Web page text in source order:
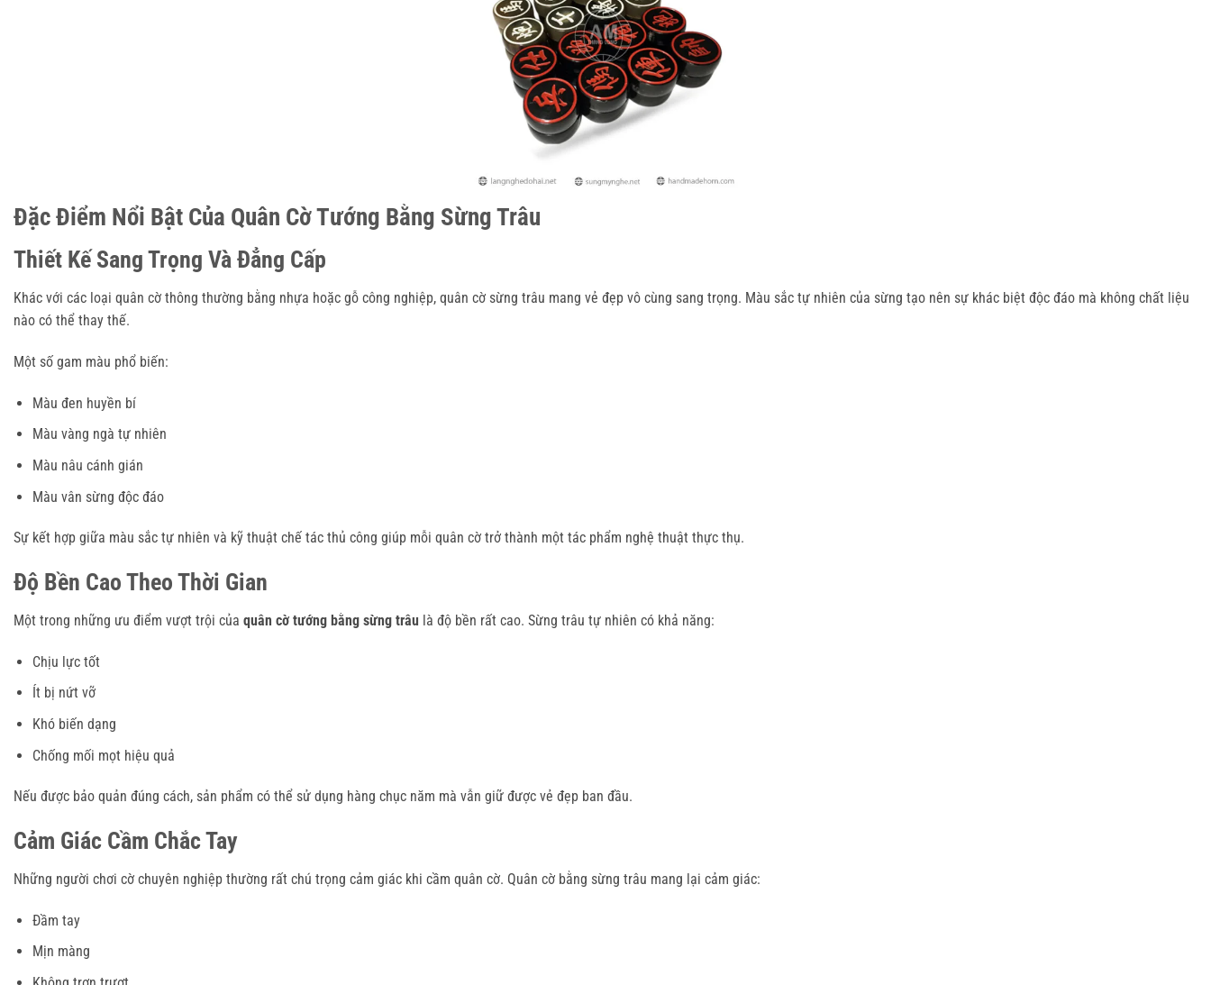
Đặc Điểm Nổi Bật Của Quân Cờ Tướng Bằng Sừng Trâu
Thiết Kế Sang Trọng Và Đẳng Cấp
Khác với các loại quân cờ thông thường bằng nhựa hoặc gỗ công nghiệp, quân cờ sừng trâu mang vẻ đẹp vô cùng sang trọng. Màu sắc tự nhiên của sừng tạo nên sự khác biệt độc đáo mà không chất liệu
nào có thể thay thế.
Một số gam màu phổ biến:
Màu đen huyền bí
Màu vàng ngà tự nhiên
Màu nâu cánh gián
Màu vân sừng độc đáo
Sự kết hợp giữa màu sắc tự nhiên và kỹ thuật chế tác thủ công giúp mỗi quân cờ trở thành một tác phẩm nghệ thuật thực thụ.
Độ Bền Cao Theo Thời Gian
Một trong những ưu điểm vượt trội của quân cờ tướng bằng sừng trâu là độ bền rất cao. Sừng trâu tự nhiên có khả năng:
Chịu lực tốt
Ít bị nứt vỡ
Khó biến dạng
Chống mối mọt hiệu quả
Nếu được bảo quản đúng cách, sản phẩm có thể sử dụng hàng chục năm mà vẫn giữ được vẻ đẹp ban đầu.
Cảm Giác Cầm Chắc Tay
Những người chơi cờ chuyên nghiệp thường rất chú trọng cảm giác khi cầm quân cờ. Quân cờ bằng sừng trâu mang lại cảm giác:
Đầm tay
Mịn màng